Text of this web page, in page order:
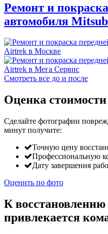
Ремонт и
автомобиля
Смотреть все до и после
Оценка
Сделайте фотографии
минут получите:
Точную цену
Профессиональную
Дату завершения
Оценить по фото
К
привлекается